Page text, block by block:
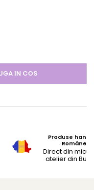
IN COS
Produse
Românești
Direct din micul
atelier din